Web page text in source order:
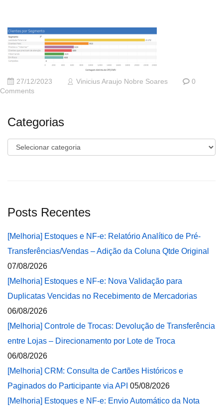
27/12/2023 Vinicius Araujo Nobre Soares
0
Comments
Categorias
Categorias
Posts Recentes
[Melhoria] Estoques e NF-e: Relatório Analítico de Pré-
Transferências/Vendas – Adição da Coluna Qtde Original
07/08/2026
[Melhoria] Estoques e NF-e: Nova Validação para
Duplicatas Vencidas no Recebimento de Mercadorias
06/08/2026
[Melhoria] Controle de Trocas: Devolução de Transferência
entre Lojas – Direcionamento por Lote de Troca
06/08/2026
[Melhoria] CRM: Consulta de Cartões Históricos e
Paginados do Participante via API 05/08/2026
[Melhoria] Estoques e NF-e: Envio Automático da Nota